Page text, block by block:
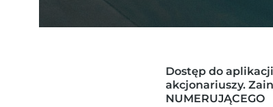
Dostęp do
akcjonariuszy.
NUMERUJĄCEGO